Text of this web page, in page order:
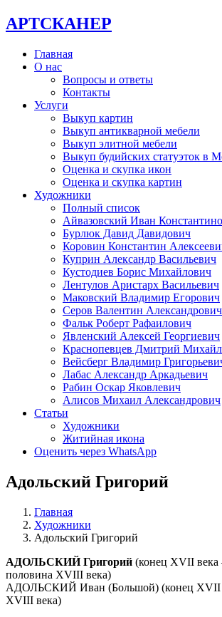
АРТСКАНЕР
Главная
О нас
Вопросы и ответы
Контакты
Услуги
Выкуп картин
Выкуп антикварной мебели
Выкуп элитной мебели
Выкуп будийских статуэток в
Оценка и скупка икон
Оценка и скупка картин
Художники
Полный список
Айвазовский Иван
Бурлюк Давид Давидович
Коровин Константин
Куприн Александр Васильевич
Кустодиев Борис Михайлович
Лентулов Аристарх Васильевич
Маковский Владимир Егорович
Серов Валентин Александрович
Фальк Роберт Рафаилович
Явленский Алексей Георгиевич
Краснопевцев Дмитрий
Вейсберг Владимир
Лабас Александр Аркадьевич
Рабин Оскар Яковлевич
Алисов Михаил Александрович
Статьи
Художники
Житийная икона
Оценить через WhatsApp
Адольский Григорий
Главная
Художники
Адольский Григорий
АДОЛЬСКИЙ Григорий (конец XVII
половина XVIII века)
АДОЛЬСКИЙ Иван (Большой) (конец XVII
XVIII века)